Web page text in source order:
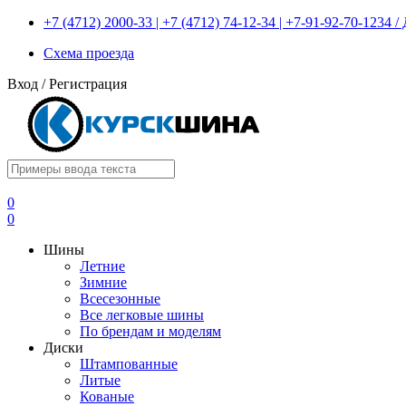
+7 (4712) 2000-33 | +7 (4712) 74-12-34 | +7-91-92-70-1234
Схема проезда
Вход /Регистрация
0
0
Шины
Летние
Зимние
Всесезонные
Все легковые шины
По брендам и моделям
Диски
Штампованные
Литые
Кованые